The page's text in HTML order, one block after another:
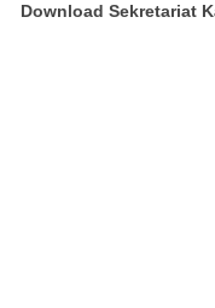
Download Sekretariat